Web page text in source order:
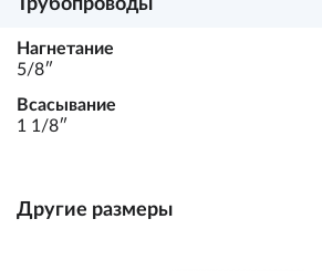
Трубопроводы
Нагнетание
5/8ʺ
Всасывание
1 1/8ʺ
Другие размеры